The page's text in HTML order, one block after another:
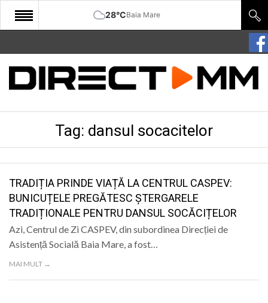
28°CBaia Mare
START
COMUNITATE
CULTURA
SANATATE
SPORT
SPECIAL
POLITIC
Tag: dansul socacitelor
TRADIȚIA PRINDE VIAȚĂ LA CENTRUL CASPEV:
BUNICUȚELE PREGĂTESC ȘTERGARELE
TRADIȚIONALE PENTRU DANSUL SOCĂCIȚELOR
Azi, Centrul de Zi CASPEV, din subordinea Direcției de
Asistență Socială Baia Mare, a fost…
MAI MULT →